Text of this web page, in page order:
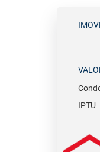
IPTU